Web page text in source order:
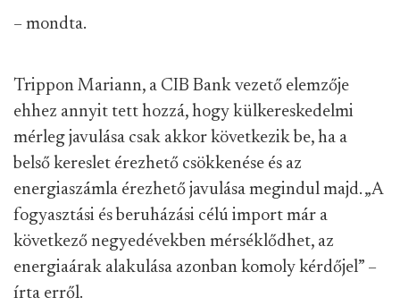
– mondta.
Trippon Mariann, a CIB Bank vezető elemzője
ehhez annyit tett hozzá, hogy külkereskedelmi
mérleg javulása csak akkor következik be, ha a
belső kereslet érezhető csökkenése és az
energiaszámla érezhető javulása megindul majd. „A
fogyasztási és beruházási célú import már a
következő negyedévekben mérséklődhet, az
energiaárak alakulása azonban komoly kérdőjel” –
írta erről.